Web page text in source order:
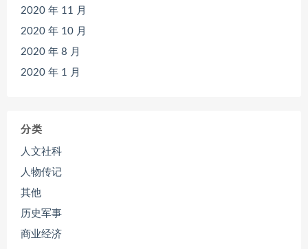
2020 年 11 月
2020 年 10 月
2020 年 8 月
2020 年 1 月
分类
人文社科
人物传记
其他
历史军事
商业经济